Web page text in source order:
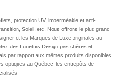
protection UV, imperméable et anti-
Soleil, etc. Nous offrons le plus grand
et les Marques de Luxe originales au
des Lunettes Design pas chères et
par rapport aux mêmes produits disponibles
optiques au Québec, les entrepôts de